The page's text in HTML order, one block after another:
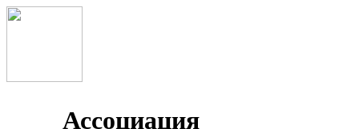
Ассоциация